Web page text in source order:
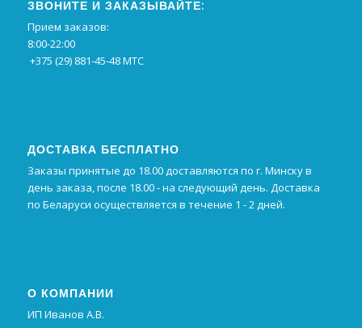
ЗВОНИТЕ И ЗАКАЗЫВАЙТЕ:
Прием заказов:
8:00-22:00
+375 (29) 881-45-48 МТС
ДОСТАВКА БЕСПЛАТНО
Заказы принятые до 18.00 доставляются по г. Минску в
день заказа, после 18.00 - на следующий день. Доставка
по Беларуси осуществляется в течение 1 - 2 дней.
О КОМПАНИИ
ИП Иванов А.В.